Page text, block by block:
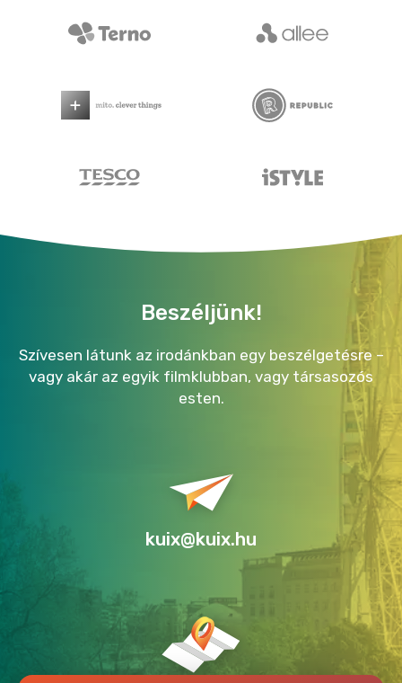
Beszéljünk!
Szívesen látunk az irodánkban egy beszélgetésre –
vagy akár az egyik filmklubban, vagy társasozós
esten.
kuix@kuix.hu